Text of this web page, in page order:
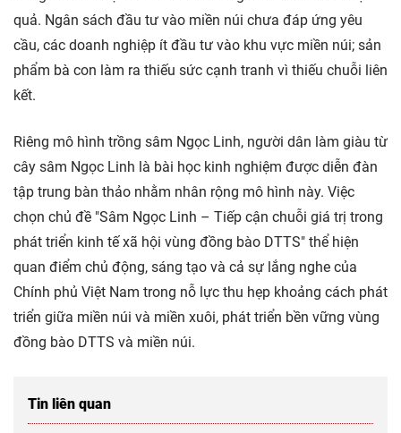
quả. Ngân sách đầu tư vào miền núi chưa đáp ứng yêu
cầu, các doanh nghiệp ít đầu tư vào khu vực miền núi; sản
phẩm bà con làm ra thiếu sức cạnh tranh vì thiếu chuỗi liên
kết.
Riêng mô hình trồng sâm Ngọc Linh, người dân làm giàu từ
cây sâm Ngọc Linh là bài học kinh nghiệm được diễn đàn
tập trung bàn thảo nhằm nhân rộng mô hình này. Việc
chọn chủ đề "Sâm Ngọc Linh – Tiếp cận chuỗi giá trị trong
phát triển kinh tế xã hội vùng đồng bào DTTS" thể hiện
quan điểm chủ động, sáng tạo và cả sự lắng nghe của
Chính phủ Việt Nam trong nỗ lực thu hẹp khoảng cách phát
triển giữa miền núi và miền xuôi, phát triển bền vững vùng
đồng bào DTTS và miền núi.
Tin liên quan